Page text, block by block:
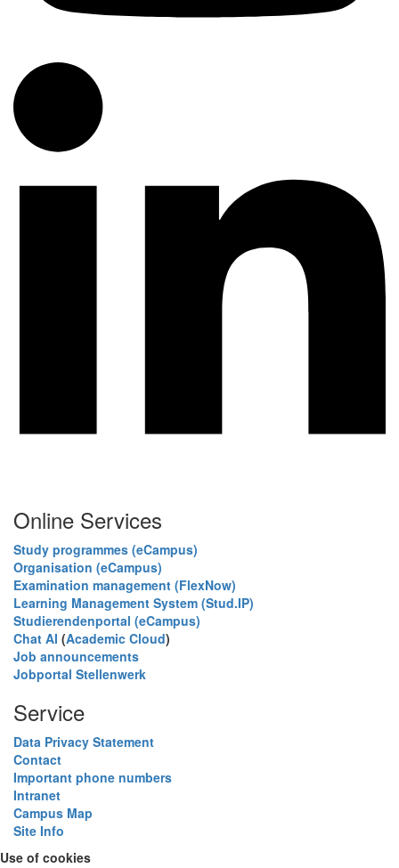
Online Services
Study programmes (eCampus)
Organisation (eCampus)
Examination management (FlexNow)
Learning Management System (Stud.IP)
Studierendenportal (eCampus)
Chat AI (Academic Cloud)
Job announcements
Jobportal Stellenwerk
Service
Data Privacy Statement
Contact
Important phone numbers
Intranet
Campus Map
Site Info
Use of cookies